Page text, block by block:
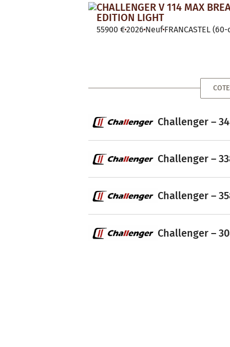
CHALLENGER V 114 MAX
EDITION LIGHT
55900 €2026 Neuf FRANCASTEL
Challenger –
Challenger –
Challenger –
Challenger –